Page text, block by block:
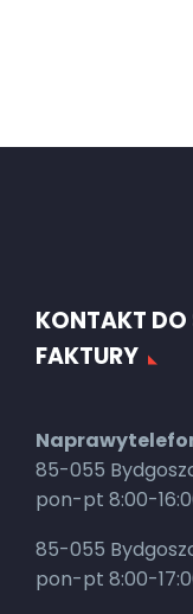
KONTAKT DO
FAKTURY
85-055
pon-pt 8:00-
85-055
pon-pt 8:00-